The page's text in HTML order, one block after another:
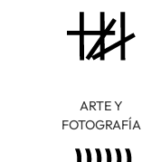
ARTE Y
FOTOGRAFÍA